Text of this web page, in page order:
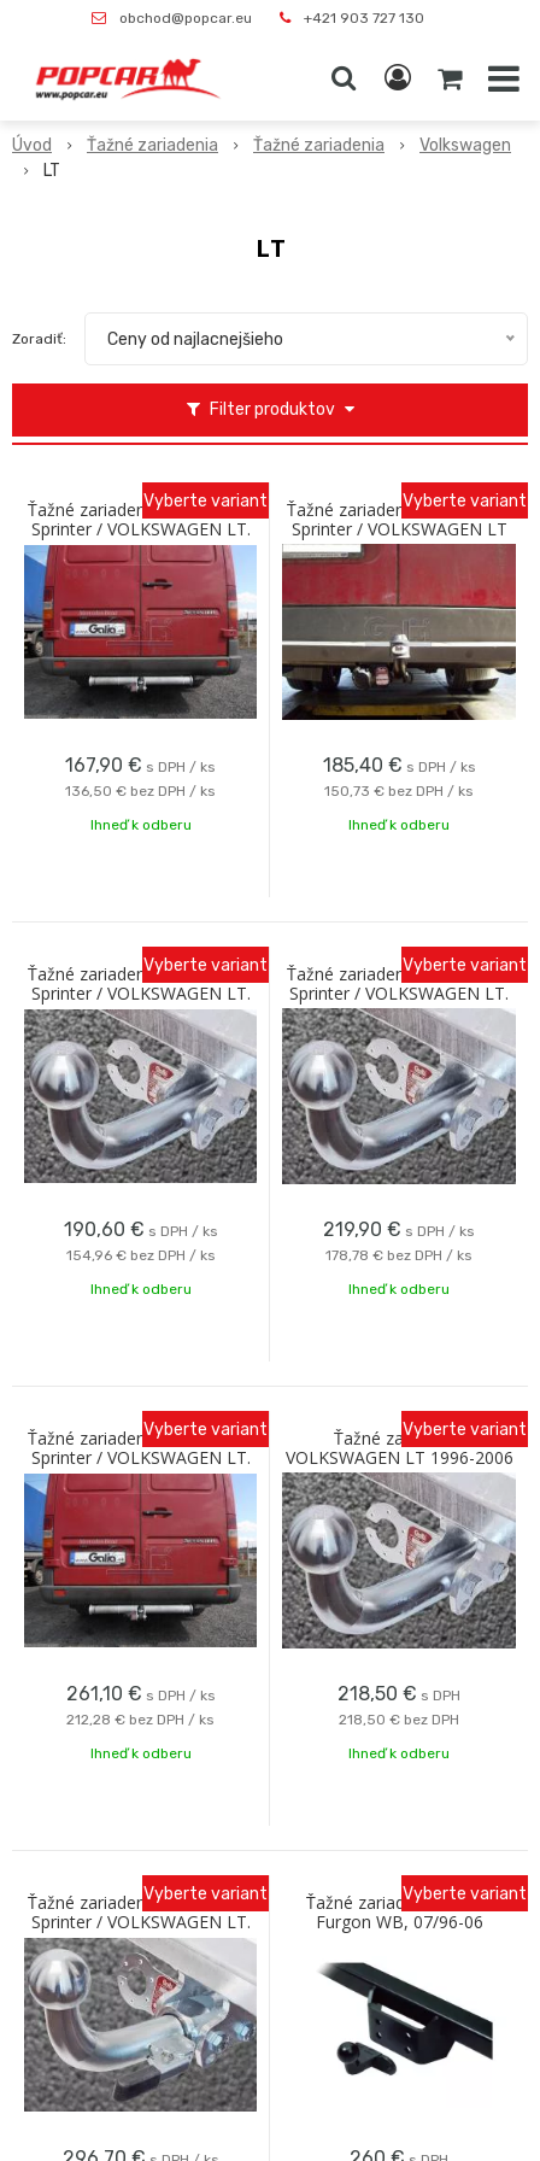
obchod@popcar.eu +421 903 727 130
Úvod Ťažné zariadenia Ťažné zariadenia
Volkswagen
LT
LT
Filter produktov
Zoradiť: Ceny od najlacnejšieho
Ťažné zariadenie MERCEDES
Sprinter / VOLKSWAGEN LT.
95-06 (rázvor 3550) Galia
167,90 € s DPH / ks
136,50 € bez DPH / ks
Vyberte variant
Ihneď k odberu
Ťažné zariadenie MERCEDES
Sprinter / VOLKSWAGEN LT
1995-2006 (so schodíkom)
185,40 € s DPH / ks
150,73 € bez DPH / ks
Vyberte variant
Ihneď k odberu
Ťažné zariadenie MERCEDES
Sprinter / VOLKSWAGEN LT.
95-06 (rázvor 3000) Galia
190,60 € s DPH / ks
154,96 € bez DPH / ks
Vyberte variant
Ihneď k odberu
Ťažné zariadenie MERCEDES
Sprinter / VOLKSWAGEN LT.
(Valník) 1995-2006 Galia
219,90 € s DPH / ks
178,78 € bez DPH / ks
Vyberte variant
Ihneď k odberu
Ťažné zariadenie MERCEDES
Sprinter / VOLKSWAGEN LT.
95-06 (rázvor 3550) Galia
261,10 € s DPH / ks
212,28 € bez DPH / ks
Vyberte variant
Ihneď k odberu
Ťažné zariadenie
VOLKSWAGEN LT 1996-2006
so skrutkovým odnímaním
Galia
218,50 € s DPH
218,50 € bez DPH
Vyberte variant
Ihneď k odberu
Ťažné zariadenie MERCEDES
Sprinter / VOLKSWAGEN LT.
95-06 (rázvor 3000) Galia
Vyberte variant
Ťažné zariadenie VW LT
Furgon WB, 07/96-06
nastaviteľný prírubový čap
Vyberte variant